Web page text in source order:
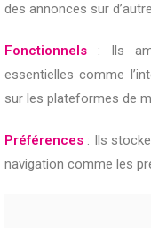
des annonces sur
Fonctionnels : Ils
essentielles comme
sur les plateformes de
Préférences : Ils
navigation comme les